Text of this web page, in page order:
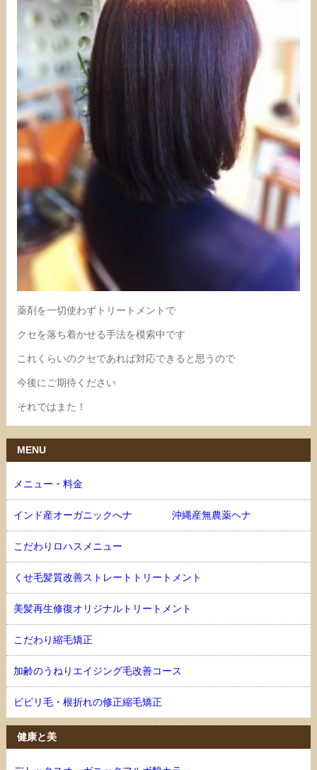
薬剤を一切使わずトリートメントで
クセを落ち着かせる手法を模索中です
これくらいのクセであれば対応できると思うので
今後にご期待ください
それではまた！
MENU
メニュー・料金
インド産オーガニックへナ 沖縄産無農薬ヘナ
こだわりロハスメニュー
くせ毛髪質改善ストレートトリートメント
美髪再生修復オリジナルトリートメント
こだわり縮毛矯正
加齢のうねりエイジング毛改善コース
ビビリ毛・根折れの修正縮毛矯正
健康と美